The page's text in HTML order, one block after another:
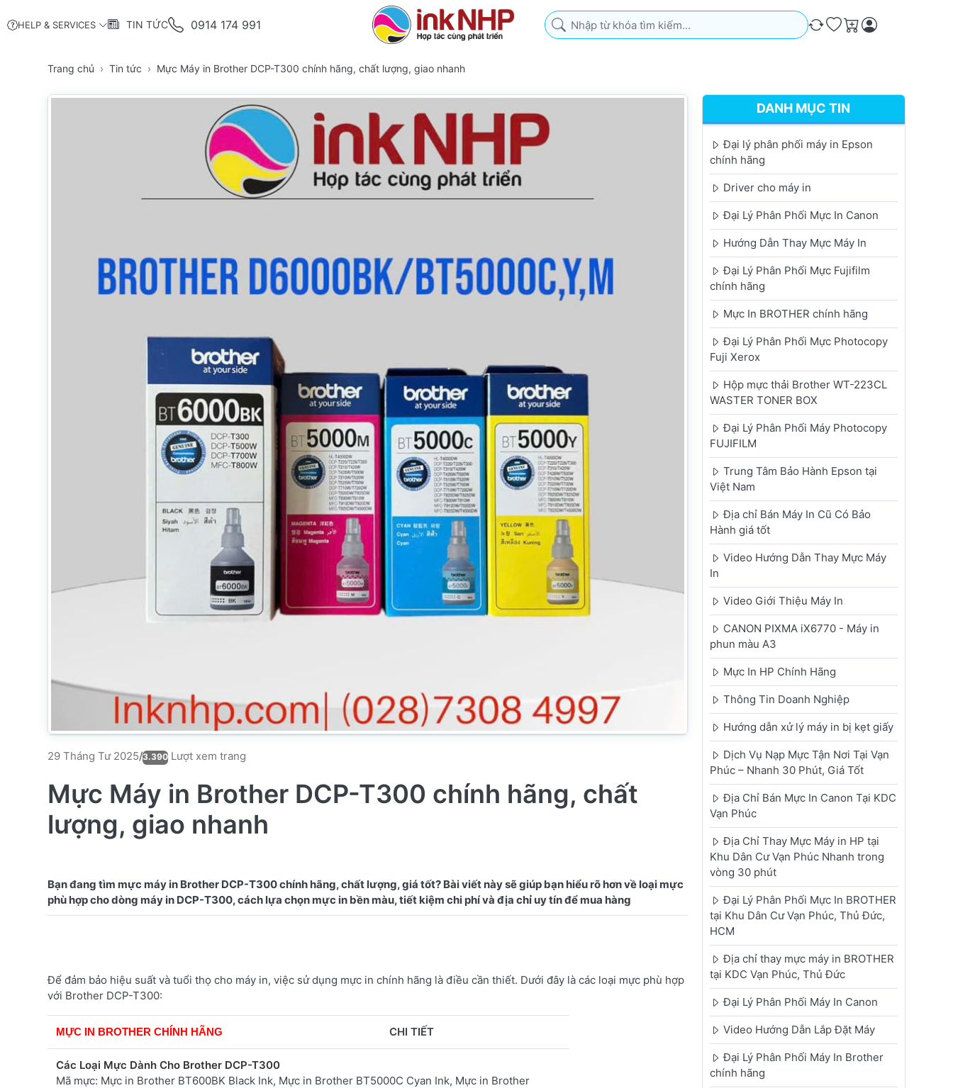
HELP & SERVICES TIN TỨC 0914 174 991
Nhập từ khóa tìm kiếm. Kết quả sẽ tự động xuất hiện khi bạn nhập. Nhấn phím
So sánh
Ưa thích
Giỏ hàng
Trang chủ Tin tức Mực Máy in Brother DCP-T300 chính hãng, chất lượng, giao nhanh
29 Tháng Tư 2025/3.390 Lượt xem trang
Mực Máy in Brother DCP-T300 chính hãng, chất
lượng, giao nhanh
Bạn đang tìm mực máy in Brother DCP-T300 chính hãng, chất lượng, giá tốt? Bài viết này sẽ giúp bạn hiểu rõ hơn về loại mực
Để đảm bảo hiệu suất và tuổi thọ cho máy in, việc sử dụng mực in chính hãng là điều cần thiết. Dưới đây là các loại mực phù hợp
với Brother DCP-T300:
MỰC IN BROTHER CHÍNH HÃNG CHI TIẾT
Các Loại Mực Dành Cho Brother DCP-T300
Mã mực: Mực in Brother BT600BK Black Ink, Mực in Brother BT5000C Cyan Ink, Mực in Brother
DANH MỤC TIN
Đại lý phân phối máy in Epson
chính hãng
Driver cho máy in
Đại Lý Phân Phối Mực In Canon
Hướng Dẫn Thay Mực Máy In
Đại Lý Phân Phối Mực Fujifilm
chính hãng
Mực In BROTHER chính hãng
Đại Lý Phân Phối Mực Photocopy
Fuji Xerox
Hộp mực thải Brother WT-223CL
WASTER TONER BOX
Đại Lý Phân Phối Máy Photocopy
FUJIFILM
Trung Tâm Bảo Hành Epson tại
Việt Nam
Địa chỉ Bán Máy In Cũ Có Bảo
Hành giá tốt
Video Hướng Dẫn Thay Mực Máy
In
Video Giới Thiệu Máy In
CANON PIXMA iX6770 - Máy in
phun màu A3
Mực In HP Chính Hãng
Thông Tin Doanh Nghiệp
Hướng dẫn xử lý máy in bị kẹt giấy
Dịch Vụ Nạp Mực Tận Nơi Tại Vạn
Phúc – Nhanh 30 Phút, Giá Tốt
Địa Chỉ Bán Mực In Canon Tại KDC
Vạn Phúc
Địa Chỉ Thay Mực Máy in HP tại
Khu Dân Cư Vạn Phúc Nhanh trong
vòng 30 phút
Đại Lý Phân Phối Mực In BROTHER
tại Khu Dân Cư Vạn Phúc, Thủ Đức,
HCM
Địa chỉ thay mực máy in BROTHER
tại KDC Vạn Phúc, Thủ Đức
Đại Lý Phân Phối Máy In Canon
Video Hướng Dẫn Lắp Đặt Máy
Đại Lý Phân Phối Máy In Brother
chính hãng